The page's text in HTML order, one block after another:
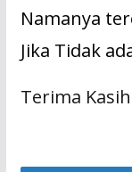
Namanya
Jika Tidak
Terima